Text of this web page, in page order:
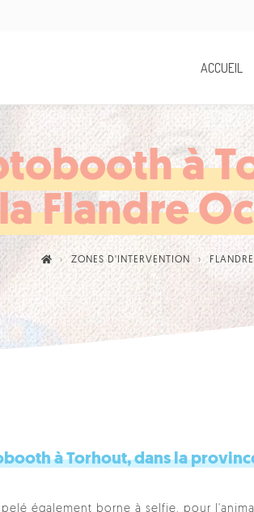
ACCUEIL
à
Flandre
ZONES D'INTERVENTION
à Torhout, dans la
également borne à selfie, pour